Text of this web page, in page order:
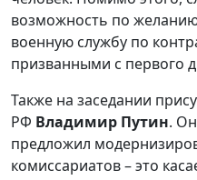
возможность по
военную службу по
призванными с первого
Также на заседании
РФ Владимир Путин.
предложил
комиссариатов – это